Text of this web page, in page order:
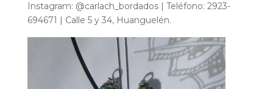
Instagram: @carlach_bordados | Teléfono: 2923-
694671 | Calle 5 y 34, Huanguelén.